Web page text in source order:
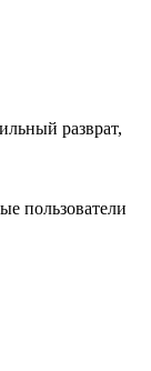
разврат,
пользователи